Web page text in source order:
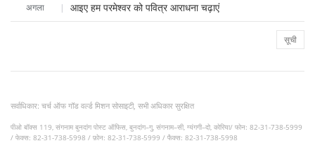
अगला | आइए हम परमेश्वर को पवित्र आराधना चढ़ाएं
सूची
सर्वाधिकार: चर्च ऑफ गॉड वर्ल्ड मिशन सोसाइटी, सभी अधिकार सुरक्षित
पीओ बॉक्स 119, संगनाम बुनदांग पोस्ट ऑफिस, बुनदांग–गु, संगनाम–सी, ग्यंगगी–दो, कोरिया/ फोन: 82-31-738-5999
/ फेक्स: 82-31-738-5998 / फ़ोन: 82-31-738-5999 / फैक्स: 82-31-738-5998